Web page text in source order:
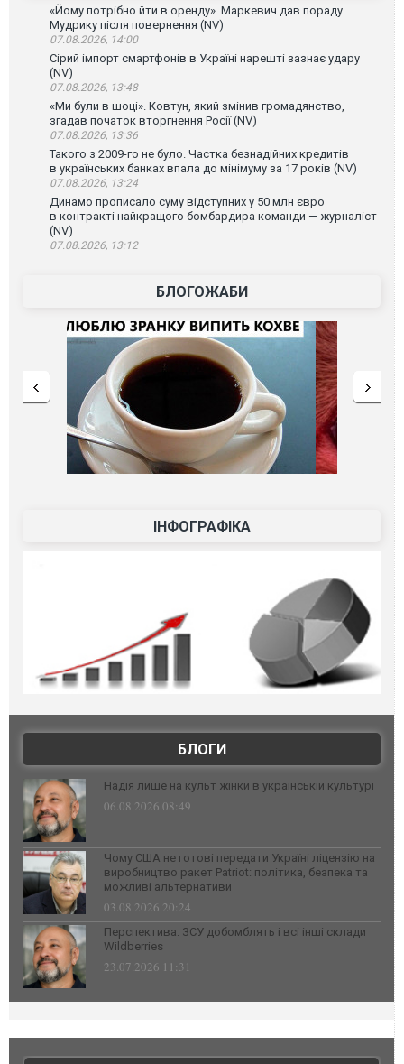
«Йому потрібно йти в оренду». Маркевич дав пораду
Мудрику після повернення (NV)
07.08.2026, 14:00
Сірий імпорт смартфонів в Україні нарешті зазнає удару
(NV)
07.08.2026, 13:48
«Ми були в шоці». Ковтун, який змінив громадянство,
згадав початок вторгнення Росії (NV)
07.08.2026, 13:36
Такого з 2009-го не було. Частка безнадійних кредитів
в українських банках впала до мінімуму за 17 років (NV)
07.08.2026, 13:24
Динамо прописало суму відступних у 50 млн євро
в контракті найкращого бомбардира команди — журналіст
(NV)
07.08.2026, 13:12
БЛОГОЖАБИ
ІНФОГРАФІКА
БЛОГИ
Надія лише на культ жінки в українській культурі
06.08.2026 08:49
Чому США не готові передати Україні ліцензію на
виробництво ракет Patriot: політика, безпека та
можливі альтернативи
03.08.2026 20:24
Перспектива: ЗСУ добомблять і всі інші склади
Wildberries
23.07.2026 11:31